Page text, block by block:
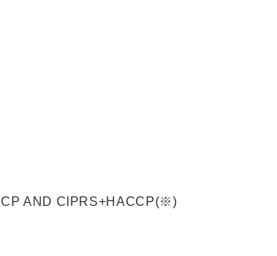
AND CIPRS+HACCP(※)